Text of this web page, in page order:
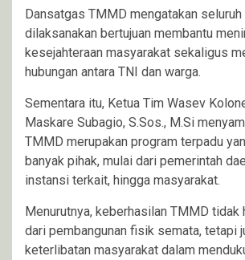
Dansatgas TMMD mengatakan
dilaksanakan bertujuan membantu
kesejahteraan masyarakat sekaligus
hubungan antara TNI dan warga.
Sementara itu, Ketua Tim Wasev
Maskare Subagio, S.Sos., M.Si
TMMD merupakan program terpadu
banyak pihak, mulai dari pemerintah
instansi terkait, hingga masyarakat.
Menurutnya, keberhasilan TMMD tidak
dari pembangunan fisik semata, tetapi
keterlibatan masyarakat dalam